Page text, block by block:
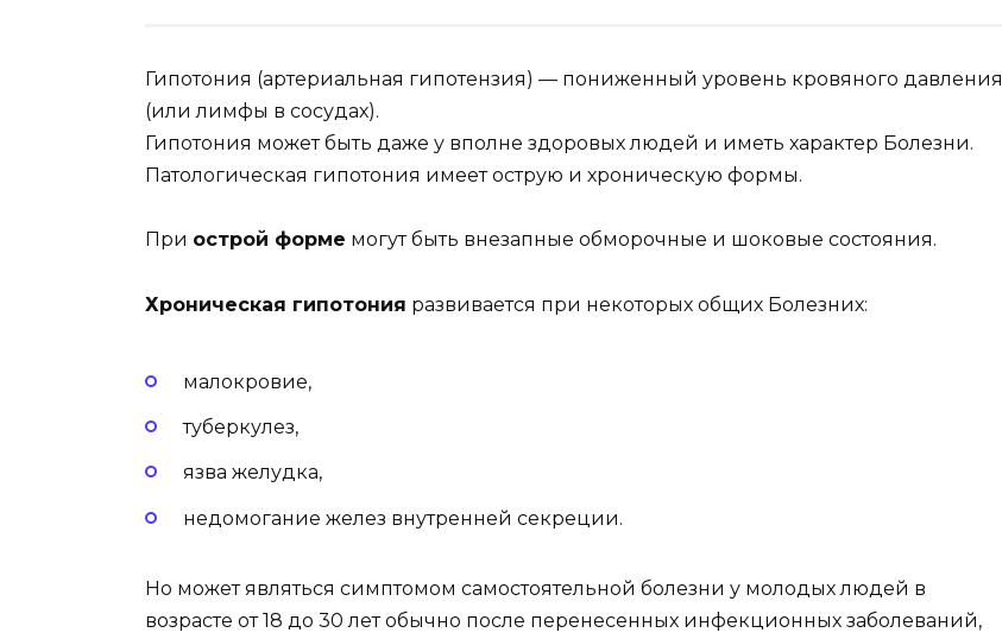
Гипотония (артериальная гипотензия) — пониженный уровень кровяного давления
(или лимфы в сосудах).
Гипотония может быть даже у вполне здоровых людей и иметь характер Болезни.
Патологическая гипотония имеет острую и хро­ническую формы.
При острой форме могут быть внезапные обмо­рочные и шоковые состояния.
Хроническая гипотония развивается при некото­рых общих Болезних:
малокровие,
туберкулез,
язва желудка,
недомогание желез внутренней секре­ции.
Но может являться симптомом самостоятельной бо­лезни у молодых людей в
возрасте от 18 до 30 лет обычно после перенесенных инфекционных заболе­ваний,